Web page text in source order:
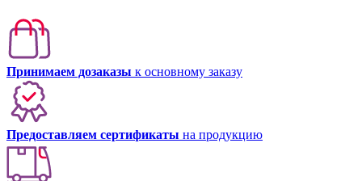
Принимаем дозаказы к основному заказу
Предоставляем сертификаты на продукцию